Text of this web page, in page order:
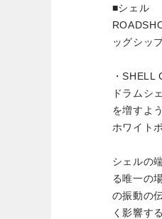
■シェル
ッグシッ
・SHELL
ドラムシ
を増すよ
ホワイト
シェルの
る唯一の
の振動の
く影響す